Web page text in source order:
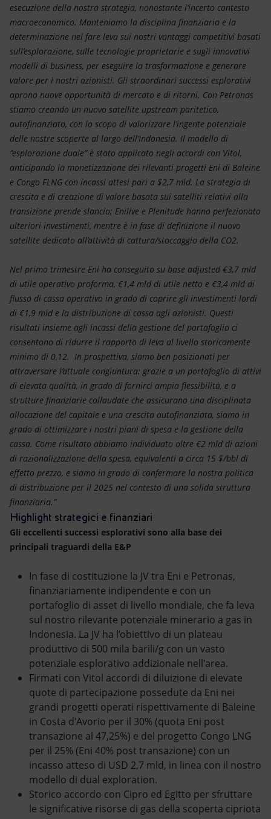
esecuzione della nostra strategia, nonostante l’incerto contesto
macroeconomico. Manteniamo la disciplina finanziaria e la
determinazione nel fare leva sui nostri vantaggi competitivi basati
sull’esplorazione, sulle tecnologie proprietarie e sugli innovativi
modelli di business, per eseguire la trasformazione e generare
valore per i nostri azionisti. Gli straordinari successi esplorativi
aprono nuove opportunità di mercato e di ritorni. Con Petronas
stiamo creando un nuovo satellite upstream paritetico,
autofinanziato, con lo scopo di valorizzare l’ingente potenziale
delle nostre scoperte al largo dell’Indonesia. Il modello di
“esplorazione duale” è stato applicato negli accordi con Vitol,
anticipando la monetizzazione dei rilevanti progetti Eni di Baleine
e Congo FLNG con incassi attesi pari a $2,7 mld. La strategia di
crescita e di creazione di valore basata sui satelliti relativi alla
transizione prende slancio; Enilive e Plenitude hanno perfezionato
ulteriori investimenti, mentre è in fase di definizione il nuovo
satellite dedicato all’attività di cattura/stoccaggio della CO2.
Nel primo trimestre Eni ha conseguito su base adjusted €3,7 mld
di utile operativo proforma, €1,4 mld di utile netto e €3,4 mld di
flusso di cassa operativo in grado di coprire gli investimenti lordi
di €1,9 mld e la distribuzione di cassa agli azionisti. Questi
risultati insieme agli incassi della gestione del portafoglio ci
consentono di ridurre il rapporto di leva al livello storicamente
minimo di 0,12. In prospettiva, siamo ben posizionati per
attraversare l’attuale congiuntura: grazie a un portafoglio di attivi
di elevata qualità, in grado di fornirci ampia flessibilità, e a
strutture finanziarie collaudate che assicurano una disciplinata
allocazione del capitale e una crescita autofinanziata, siamo in
grado di ottimizzare i nostri piani di spesa e la gestione della
cassa. Come risultato abbiamo individuato oltre €2 mld di azioni
di razionalizzazione della spesa, equivalenti a circa 15 $/bbl di
effetto prezzo, e siamo in grado di confermare la nostra politica
di distribuzione per il 2025 nel contesto di una solida struttura
finanziaria.”
Highlight strategici e finanziari
Gli eccellenti successi esplorativi sono alla base dei
principali traguardi della E&P
In fase di costituzione la JV tra Eni e Petronas,
finanziariamente indipendente e con un
portafoglio di asset di livello mondiale, che fa leva
sul nostro rilevante potenziale minerario a gas in
Indonesia. La JV ha l’obiettivo di un plateau
produttivo di 500 mila barili/g con un vasto
potenziale esplorativo addizionale nell'area.
Firmati con Vitol accordi di diluizione di elevate
quote di partecipazione possedute da Eni nei
grandi progetti operati rispettivamente di Baleine
in Costa d'Avorio per il 30% (quota Eni post
transazione al 47,25%) e del progetto Congo LNG
per il 25% (Eni 40% post transazione) con un
incasso atteso di USD 2,7 mld, in linea con il nostro
modello di dual exploration.
Storico accordo con Cipro ed Egitto per sfruttare
le significative risorse di gas della scoperta cipriota